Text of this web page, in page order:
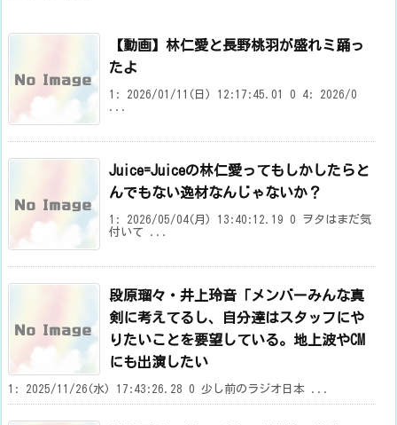
【動画】林仁愛と長野桃羽が盛れミ踊っ
たよ
1: 2026/01/11(日) 12:17:45.01 0 4: 2026/0
...
Juice=Juiceの林仁愛ってもしかしたらと
んでもない逸材なんじゃないか？
1: 2026/05/04(月) 13:40:12.19 0 ヲタはまだ気
付いて ...
段原瑠々・井上玲音「メンバーみんな真
剣に考えてるし、自分達はスタッフにや
りたいことを要望している。地上波やCM
にも出演したい
1: 2025/11/26(水) 17:43:26.28 0 少し前のラジオ日本 ...